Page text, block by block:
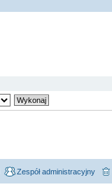
Zespół administracyjny